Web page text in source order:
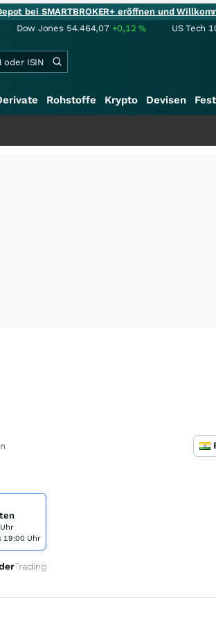
bei SMARTBROKER+ eröffnen und
Dow Jones 54.464,07 +0,12% US Tech
Rohstoffe Krypto Devisen
19:00 Uhr